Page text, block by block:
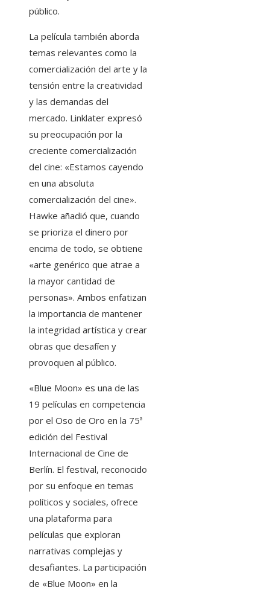
público.
La película también aborda
temas relevantes como la
comercialización del arte y la
tensión entre la creatividad
y las demandas del
mercado. Linklater expresó
su preocupación por la
creciente comercialización
del cine: «Estamos cayendo
en una absoluta
comercialización del cine».
Hawke añadió que, cuando
se prioriza el dinero por
encima de todo, se obtiene
«arte genérico que atrae a
la mayor cantidad de
personas». Ambos enfatizan
la importancia de mantener
la integridad artística y crear
obras que desafíen y
provoquen al público.
«Blue Moon» es una de las
19 películas en competencia
por el Oso de Oro en la 75ª
edición del Festival
Internacional de Cine de
Berlín. El festival, reconocido
por su enfoque en temas
políticos y sociales, ofrece
una plataforma para
películas que exploran
narrativas complejas y
desafiantes. La participación
de «Blue Moon» en la